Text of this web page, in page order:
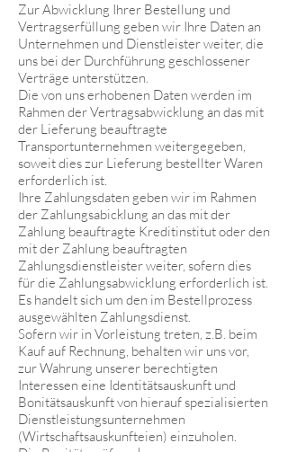
Zur Abwicklung Ihrer Bestellung und
Vertragserfüllung geben wir Ihre Daten an
Unternehmen und Dienstleister weiter, die
uns bei der Durchführung geschlossener
Verträge unterstützen.
Die von uns erhobenen Daten werden im
Rahmen der Vertragsabwicklung an das mit
der Lieferung beauftragte
Transportunternehmen weitergegeben,
soweit dies zur Lieferung bestellter Waren
erforderlich ist.
Ihre Zahlungsdaten geben wir im Rahmen
der Zahlungsabicklung an das mit der
Zahlung beauftragte Kreditinstitut oder den
mit der Zahlung beauftragten
Zahlungsdienstleister weiter, sofern dies
für die Zahlungsabwicklung erforderlich ist.
Es handelt sich um den im Bestellprozess
ausgewählten Zahlungsdienst.
Sofern wir in Vorleistung treten, z.B. beim
Kauf auf Rechnung, behalten wir uns vor,
zur Wahrung unserer berechtigten
Interessen eine Identitätsauskunft und
Bonitätsauskunft von hierauf spezialisierten
Dienstleistungsunternehmen
(Wirtschaftsauskunfteien) einzuholen.